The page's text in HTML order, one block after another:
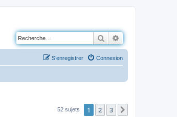
Rechercher
Connexion
S’enregistrer
52 sujets 1 2 3